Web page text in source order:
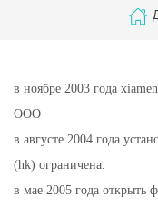
в ноябре 2003 года
ООО
в августе 2004 года
(hk) ограничена.
в мае 2005 года открыть